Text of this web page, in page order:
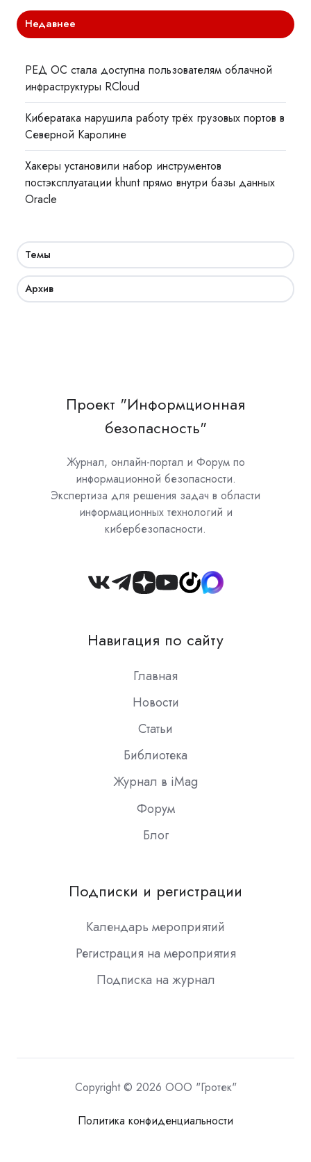
Недавнее
РЕД ОС стала доступна пользователям облачной
инфраструктуры RCloud
Кибератака нарушила работу трёх грузовых портов в
Северной Каролине
Хакеры установили набор инструментов
постэксплуатации khunt прямо внутри базы данных
Oracle
Темы
Архив
Проект "Информционная
безопасность"
Журнал, онлайн-портал и Форум по
информационной безопасности.
Экспертиза для решения задач в области
информационных технологий и
кибербезопасности.
Join
Slack
Навигация по сайту
Главная
Новости
Статьи
Библиотека
Журнал в iMag
Форум
Блог
Подписки и регистрации
Календарь мероприятий
Регистрация на мероприятия
Подписка на журнал
Copyright © 2026 ООО "Гротек"
Политика конфиденциальности